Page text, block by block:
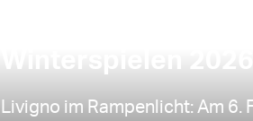
Livigno im Rampenlicht: Am 6.